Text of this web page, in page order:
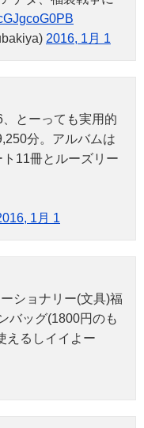
2016, 1月 1
とーっても実用的
分。アルバムは
11冊とルーズリー
1月 1
ショナリー(文具)福
バッグ(1800円のも
えるしイイよー